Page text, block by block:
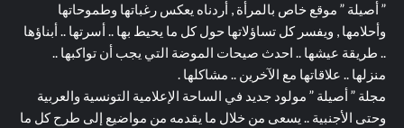
” أصيلة ” موقع خاص بالمرأة , أردناه يعكس رغباتها وطموحاتها
وأحلامها , ويفسر كل تساؤلاتها حول كل ما يحيط بها .. أسرتها .. أبناؤها
.. طريقة عيشها .. احدث صيحات الموضة التي يجب أن تواكبها ..
منزلها .. علاقاتها مع الآخرين .. مشاكلها .
مجلة ” أصيلة ” مولود جديد في الساحة الإعلامية التونسية والعربية
وحتى الأجنبية .. يسعى من خلال ما يقدمه من مواضيع إلى طرح كل ما